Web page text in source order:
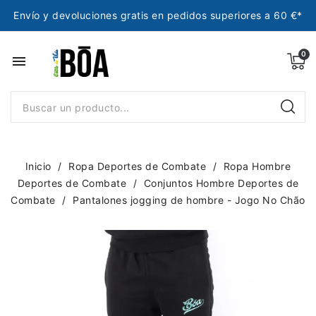
Envío y devoluciones gratis en pedidos superiores a 60 €*
menu
Inicio Ropa Deportes de Combate
Ropa Hombre
Deportes de Combate
Conjuntos Hombre Deportes de
Combate
Pantalones jogging de hombre - Jogo No Chão